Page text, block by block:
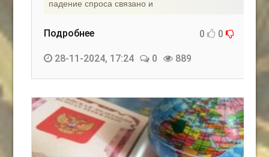
падение спроса связано и
Подробнее 0 0
28-11-2024, 17:24 0 889